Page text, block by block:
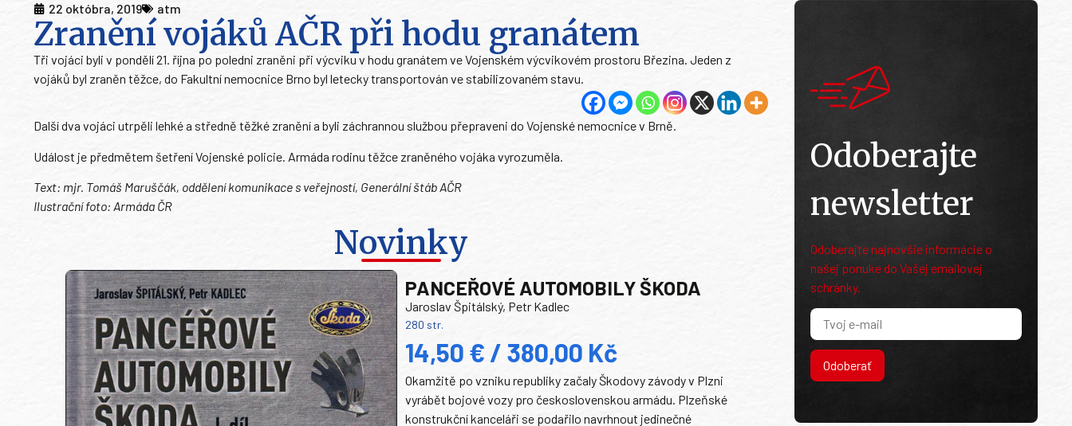
22 októbra, 2019 atm
Zranění vojáků AČR při hodu granátem
Tři vojáci byli v pondělí 21. října po poledni zraněni při výcviku v hodu granátem ve Vojenském výcvikovém prostoru Březina. Jeden z
vojáků byl zraněn těžce, do Fakultní nemocnice Brno byl letecky transportován ve stabilizovaném stavu.
Další dva vojáci utrpěli lehké a středně těžké zranění a byli záchrannou službou přepraveni do Vojenské nemocnice v Brně.
Událost je předmětem šetření Vojenské policie. Armáda rodinu těžce zraněného vojáka vyrozuměla.
Text: mjr. Tomáš Maruščák, oddělení komunikace s veřejností, Generální štáb AČR
Ilustrační foto: Armáda ČR
Novinky
PANCEŘOVÉ AUTOMOBILY ŠKODA
Jaroslav Špitálský, Petr Kadlec
280 str.
14,50 € / 380,00 Kč
Okamžitě po vzniku republiky začaly Škodovy závody v Plzni
vyrábět bojové vozy pro československou armádu. Plzeňské
konstrukční kanceláři se podařilo navrhnout jedinečné
Odoberajte
newsletter
Odoberajte najnovšie informácie o
našej ponuke do Vašej emailovej
schránky.
Odoberať